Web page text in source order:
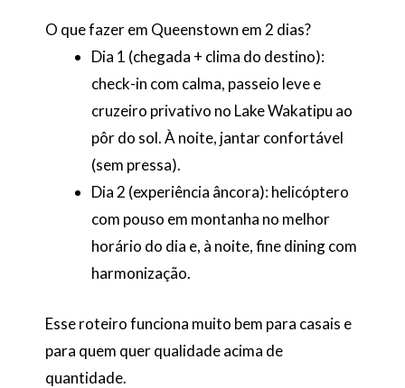
O que fazer em Queenstown em 2 dias?
Dia 1 (chegada + clima do destino):
check-in com calma, passeio leve e
cruzeiro privativo no Lake Wakatipu ao
pôr do sol. À noite, jantar confortável
(sem pressa).
Dia 2 (experiência âncora): helicóptero
com pouso em montanha no melhor
horário do dia e, à noite, fine dining com
harmonização.
Esse roteiro funciona muito bem para casais e
para quem quer qualidade acima de
quantidade.